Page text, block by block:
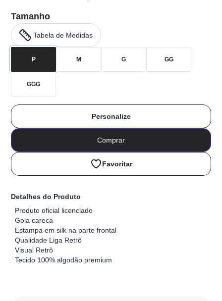
Tamanho
Tabela de Medidas
P M G GG
GGG
Personalize
Comprar
Favoritar
Detalhes do Produto
Produto oficial licenciado
Gola careca
Estampa em silk na parte frontal
Qualidade Liga Retrô
Visual Retrô
Tecido 100% algodão premium